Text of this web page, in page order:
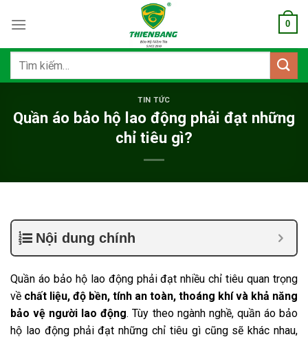
qua
dung
0
Tìm
TIN TỨC
Quần áo bảo hộ lao động phải đạt những
chỉ tiêu gì?
Nội dung chính
Quần áo bảo hộ lao động phải đạt nhiều chỉ tiêu quan trọng
về chất liệu, độ bền, tính an toàn, thoáng khí và khả năng
bảo vệ người lao động. Tùy theo ngành nghề, quần áo bảo
hộ lao động phải đạt những chỉ tiêu gì cũng sẽ khác nhau,